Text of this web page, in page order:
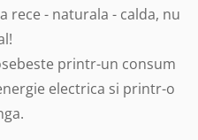
rece - naturala - calda, nu
printr-un consum
electrica si printr-o